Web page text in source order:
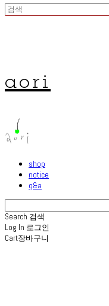
aori
shop
notice
q&a
Search 검색
Log In 로그인
Cart장바구니